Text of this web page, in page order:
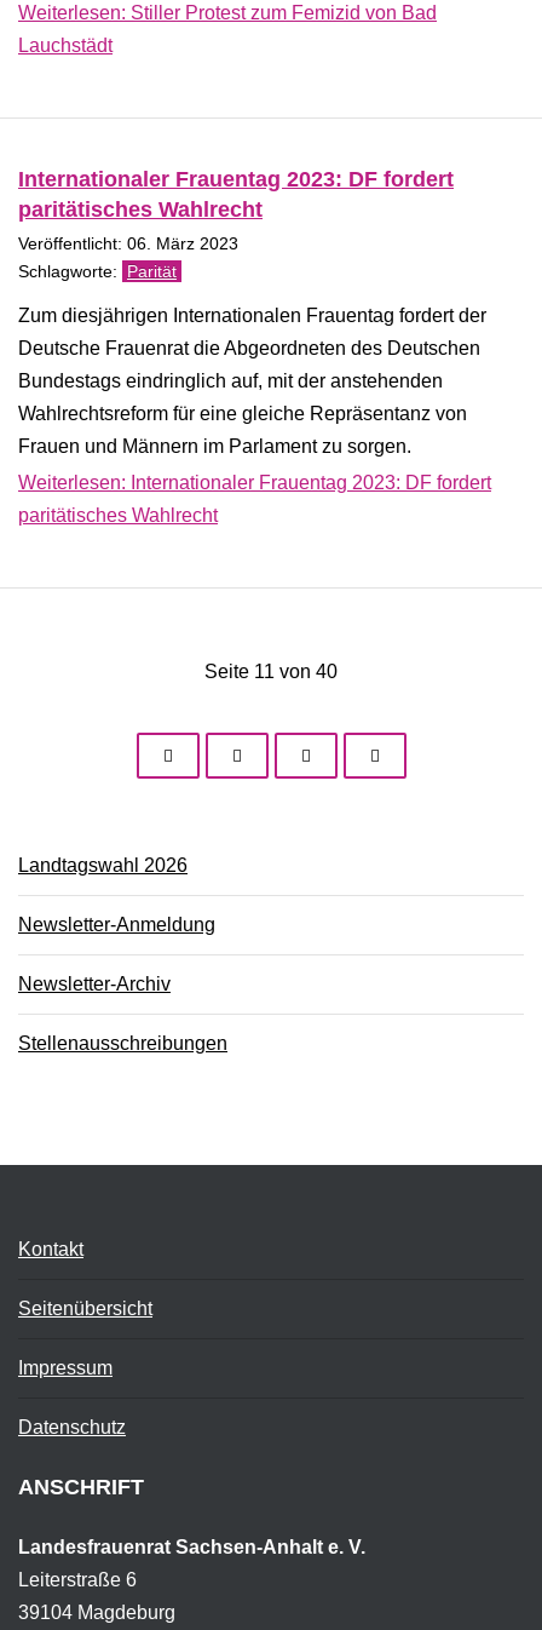
Weiterlesen: Stiller Protest zum Femizid von Bad
Lauchstädt
Internationaler Frauentag 2023: DF fordert
paritätisches Wahlrecht
Veröffentlicht: 06. März 2023
Parität
Zum diesjährigen Internationalen Frauentag fordert der
Deutsche Frauenrat die Abgeordneten des Deutschen
Bundestags eindringlich auf, mit der anstehenden
Wahlrechtsreform für eine gleiche Repräsentanz von
Frauen und Männern im Parlament zu sorgen.
Weiterlesen: Internationaler Frauentag 2023: DF fordert
paritätisches Wahlrecht
Seite 11 von 40
Landtagswahl 2026
Newsletter-Anmeldung
Newsletter-Archiv
Stellenausschreibungen
Kontakt
Seitenübersicht
Impressum
Datenschutz
ANSCHRIFT
Landesfrauenrat Sachsen-Anhalt e. V.
Leiterstraße 6
39104 Magdeburg